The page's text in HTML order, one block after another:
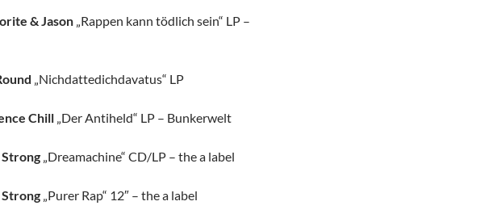
& Jason „Rappen kann tödlich sein“ LP –
„Nichdattedichdavatus“ LP
Chill „Der Antiheld“ LP – Bunkerwelt
Strong „Dreamachine“ CD/LP – the a label
Strong „Purer Rap“ 12″ – the a label